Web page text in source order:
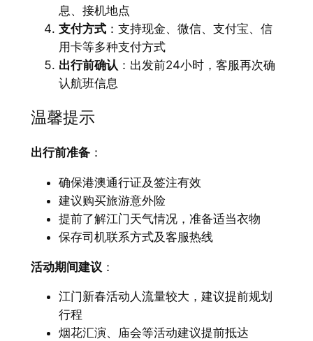
息、接机地点
支付方式：支持现金、微信、支付宝、信
用卡等多种支付方式
出行前确认 ：出发前24小时，客服再次确
认航班信息
温馨提示
出行前准备：
确保港澳通行证及签注有效
建议购买旅游意外险
提前了解江门天气情况，准备适当衣物
保存司机联系方式及客服热线
活动期间建议 ：
江门新春活动人流量较大，建议提前规划
行程
烟花汇演、庙会等活动建议提前抵达